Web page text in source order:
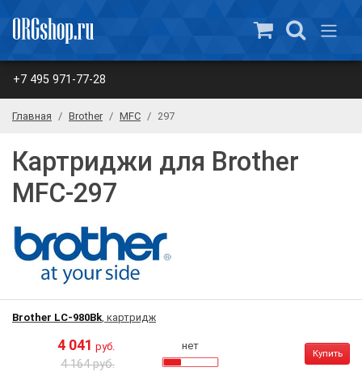
+7 495 971-77-28
Главная Brother MFC 297
Картриджи для Brother
MFC-297
Brother LC-980Bk, картридж
4 041 руб.
4 164 руб.
нет
Купить